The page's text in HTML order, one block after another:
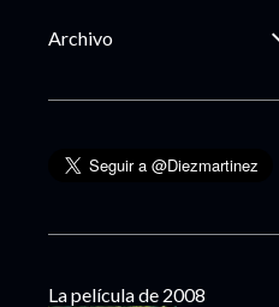
Archivo
La película de 2008